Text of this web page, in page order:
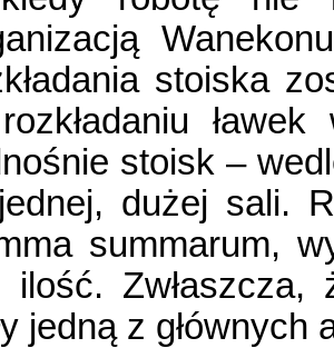
stoiska
stoisk –
dużej sali.
summarum,
ilość. Zwłaszcza,
jedną z